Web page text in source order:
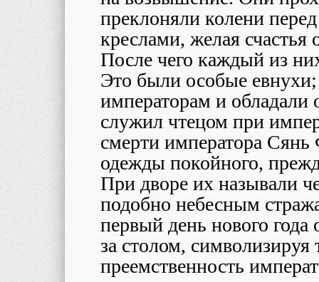
преклоняли колени
креслами, желая
После чего каждый из
Это были особые
императорам и
служил чтецом при
смерти императора
одежды покойного,
При дворе их называли
подобно небесным
первый день нового
за столом,
преемственность